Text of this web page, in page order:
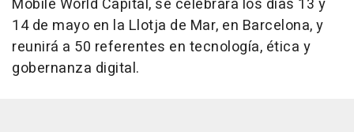
Mobile World Capital, se celebrará los días 13 y
14 de mayo en la Llotja de Mar, en Barcelona, y
reunirá a 50 referentes en tecnología, ética y
gobernanza digital.